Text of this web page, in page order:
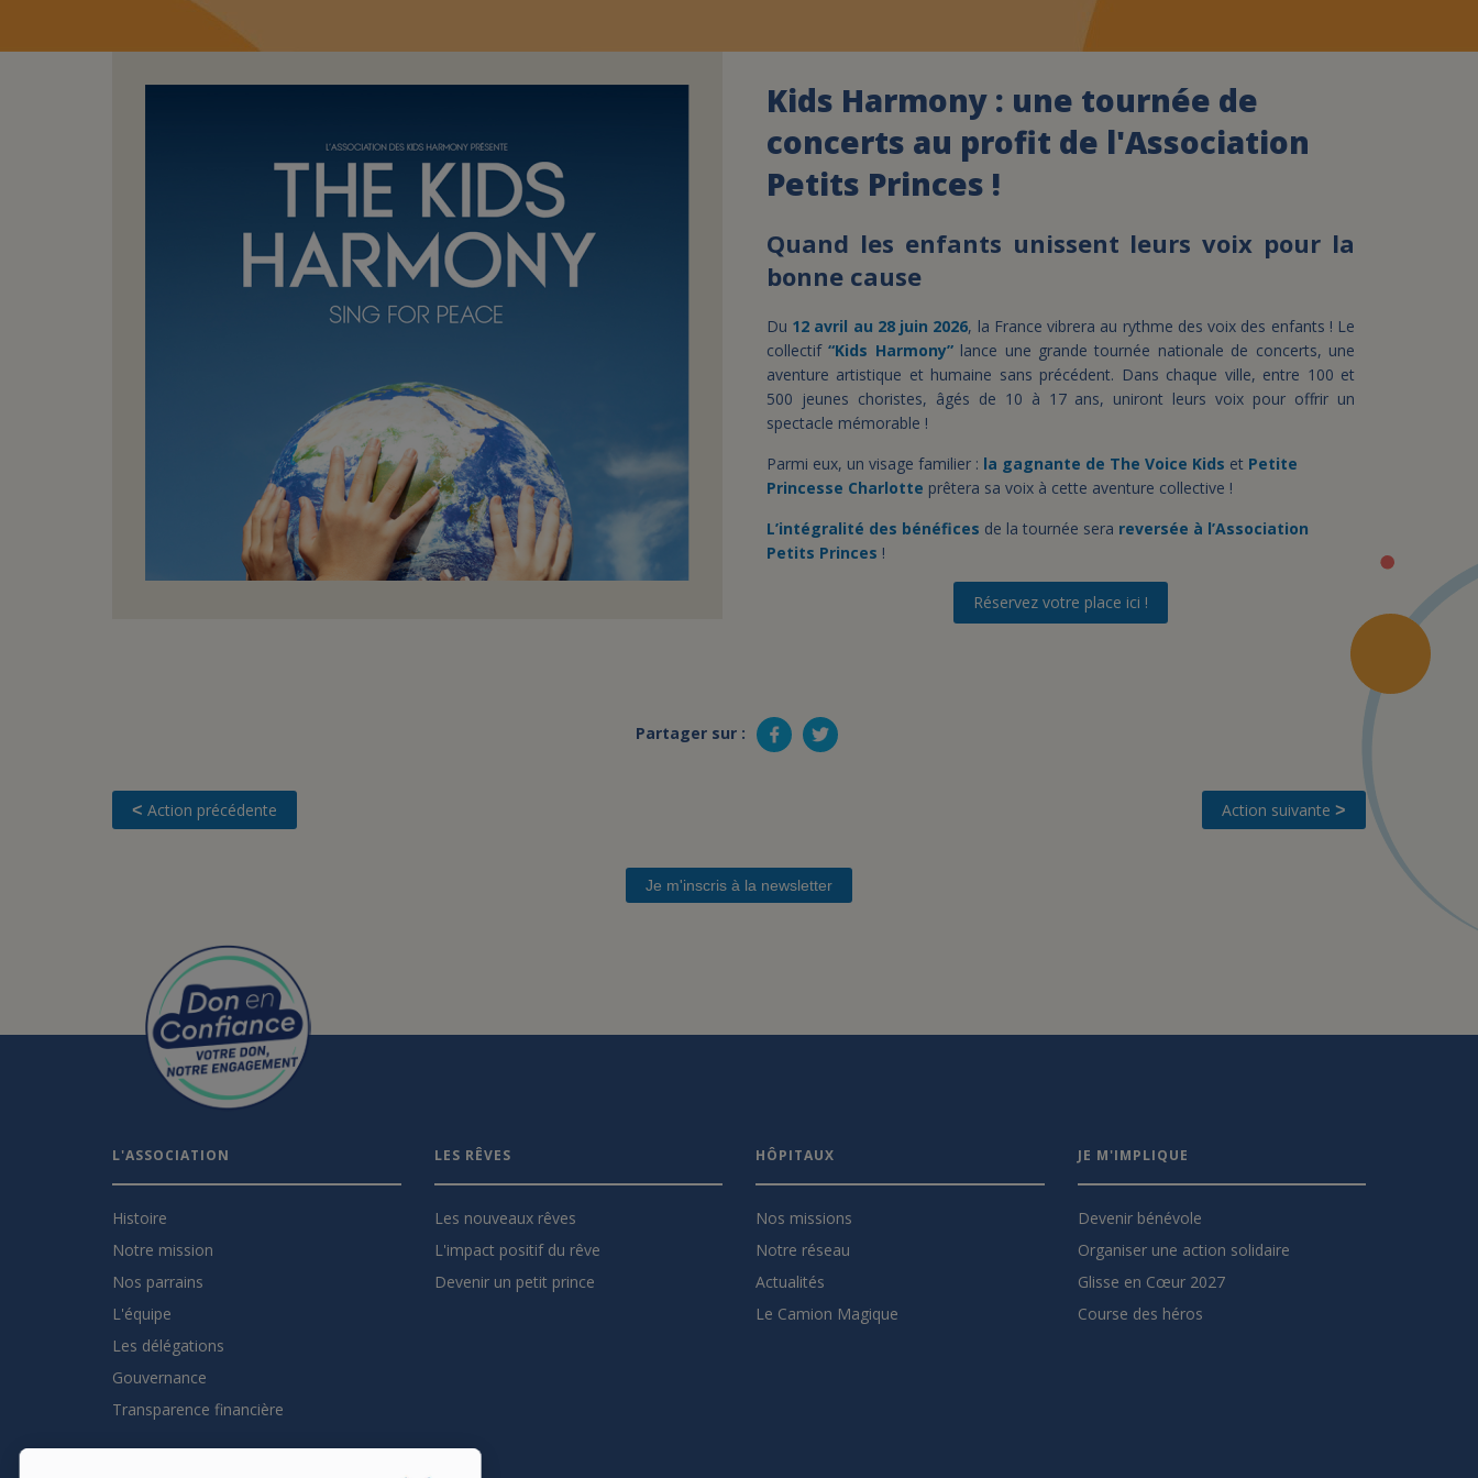
Kids Harmony : une tournée de
concerts au profit de l'Association
Petits Princes !
Quand les enfants unissent leurs voix pour la
bonne cause
Du 12 avril au 28 juin 2026, la France vibrera au rythme des voix des enfants ! Le
collectif“Kids Harmony” lance une grande tournée nationale de concerts, une
aventure artistique et humaine sans précédent. Dans chaque ville, entre 100 et
500 jeunes choristes, âgés de 10 à 17 ans, uniront leurs voix pour offrir un
spectacle mémorable !
Parmi eux, un visage familier : la gagnante de The Voice Kids et Petite
Princesse Charlotte prêtera sa voix à cette aventure collective !
L’intégralité des bénéfices de la tournée sera reversée à l’Association
Petits Princes !
Réservez votre place ici !
Partager sur :
< Action précédente Action suivante >
Je m'inscris à la newsletter
L'ASSOCIATION
Histoire
Notre mission
Nos parrains
L'équipe
Les délégations
Gouvernance
Transparence financière
LES RÊVES
Les nouveaux rêves
L'impact positif du rêve
Devenir un petit prince
HÔPITAUX
Nos missions
Notre réseau
Actualités
Le Camion Magique
JE M'IMPLIQUE
Devenir bénévole
Organiser une action solidaire
Glisse en Cœur 2027
Course des héros